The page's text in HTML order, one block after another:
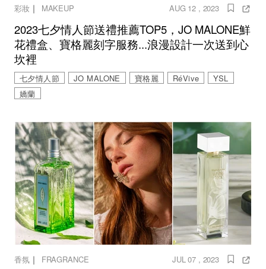
彩妝｜ MAKEUP AUG 12 , 2023
2023七夕情人節送禮推薦TOP5，JO MALONE鮮
花禮盒、寶格麗刻字服務...浪漫設計一次送到心
坎裡
七夕情人節 JO MALONE 寶格麗 RéVive
YSL
嬌蘭
香氛｜ FRAGRANCE JUL 07 , 2023